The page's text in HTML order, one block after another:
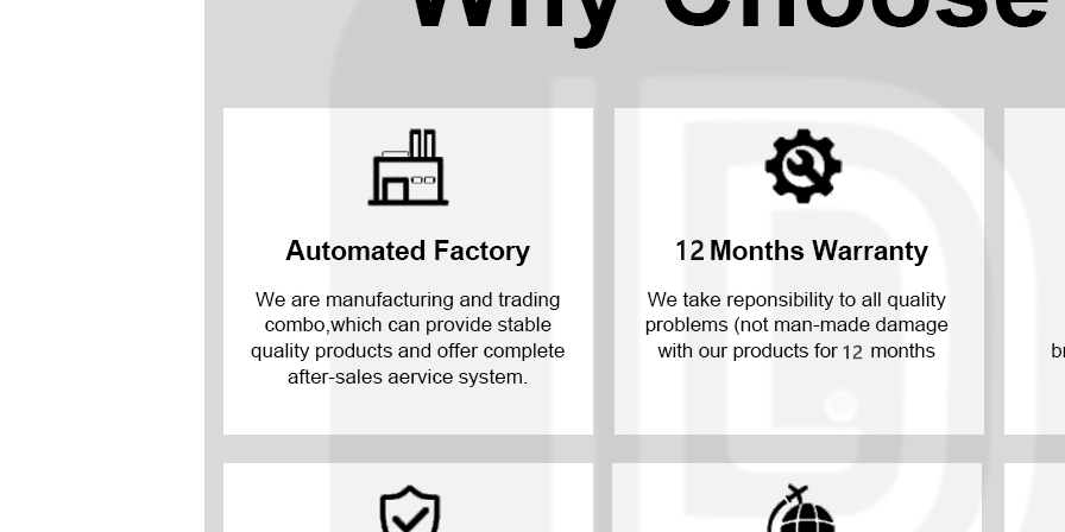
Мате 10 Про
Мате 10 Лайт
Мат 10 П10 Плюс 2017
П10 Лайт 2017
П Смарт С 2021
6 г. 2017 г.
6 год 2015 г.